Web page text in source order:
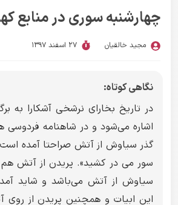
چهارشنبه سوری در منابع
مجید خالقیان 27 اسفند 1397
نگاهی کوتاه:
در تاریخ بخارای نرشخى آشکارا به
اشاره می‌شود و در شاهنامه فردوسی
گذر سیاوش از آتش صراحتا آمده
سور می در کشید». پریدن از آتش هم
سیاوش از آتش می‌باشد و شاید
این ابیات و همچنین پریدن از روی